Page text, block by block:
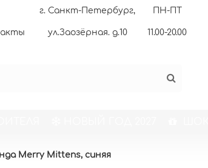
г. Санкт-Петербург,
ул.Заозёрная. д.10
ПН-ПТ
11.00-20.00
Merry Mittens, синяя